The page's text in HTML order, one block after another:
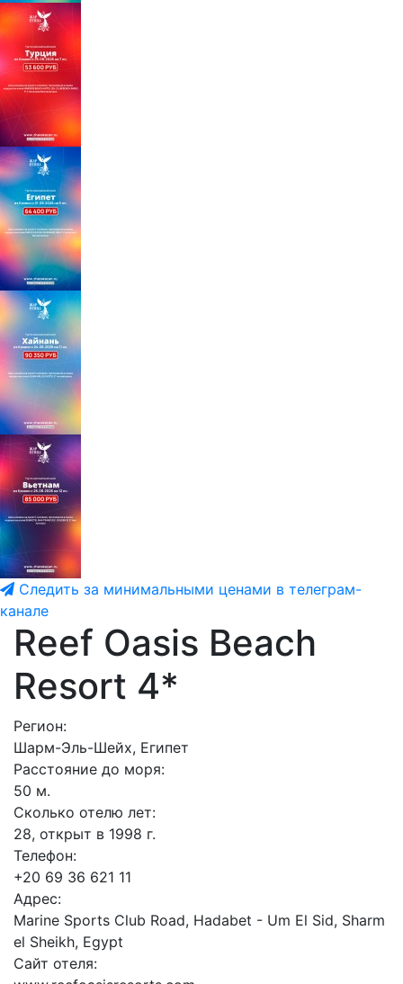
Следить за минимальными ценами в телеграм-
канале
Reef Oasis Beach
Resort 4*
Регион:
Шарм-Эль-Шейх, Египет
Расстояние до моря:
50 м.
Сколько отелю лет:
28, открыт в 1998 г.
Телефон:
+20 69 36 621 11
Адрес:
Marine Sports Club Road, Hadabet - Um El Sid, Sharm
el Sheikh, Egypt
Сайт отеля: